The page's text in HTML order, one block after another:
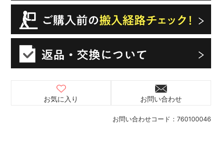
お問い合わせコード： 760100046
お気に入り お問い合わせ